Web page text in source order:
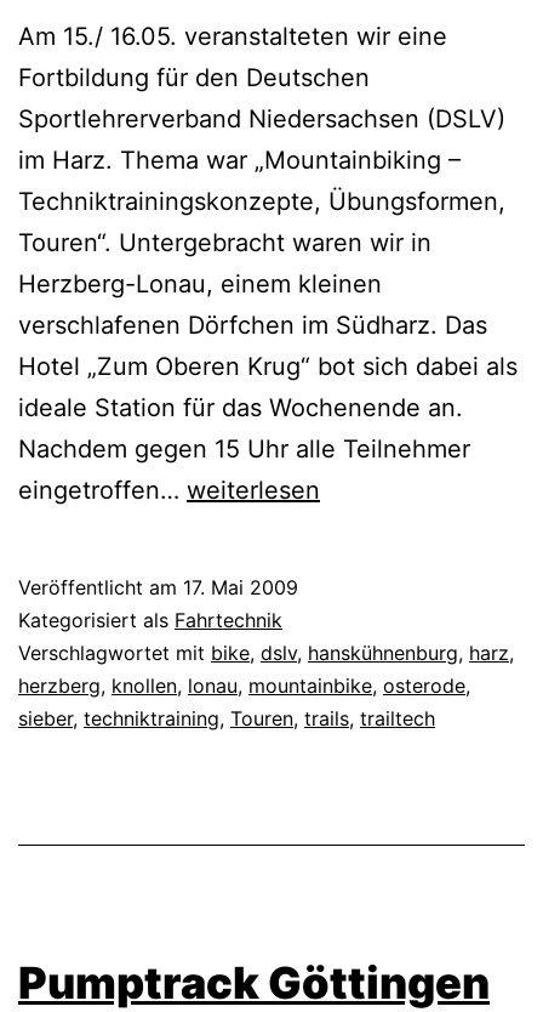
Am 15./ 16.05. veranstalteten wir eine
Fortbildung für den Deutschen
Sportlehrerverband Niedersachsen (DSLV)
im Harz. Thema war „Mountainbiking –
Techniktrainingskonzepte, Übungsformen,
Touren“. Untergebracht waren wir in
Herzberg-Lonau, einem kleinen
verschlafenen Dörfchen im Südharz. Das
Hotel „Zum Oberen Krug“ bot sich dabei als
ideale Station für das Wochenende an.
Nachdem gegen 15 Uhr alle Teilnehmer
eingetroffen… DSLV
weiterlesen
Veröffentlicht am 17. Mai 2009
Kategorisiert als Fahrtechnik
Verschlagwortet mit bike, dslv, hanskühnenburg, harz,
herzberg, knollen, lonau, mountainbike, osterode,
sieber, techniktraining, Touren, trails, trailtech
Pumptrack Göttingen